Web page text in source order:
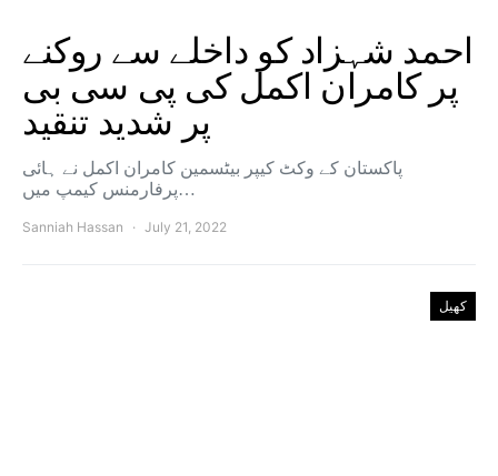
احمد شہزاد کو داخلے سے روکنے
پر کامران اکمل کی پی سی بی
پر شدید تنقید
پاکستان کے وکٹ کیپر بیٹسمین کامران اکمل نے ہائی
پرفارمنس کیمپ میں…
Sanniah Hassan July 21, 2022
کھیل